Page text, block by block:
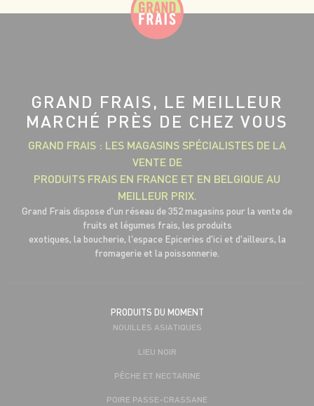
GRAND FRAIS, LE MEILLEUR
MARCHÉ PRÈS DE CHEZ VOUS
GRAND FRAIS : LES MAGASINS SPÉCIALISTES DE LA
VENTE DE
PRODUITS FRAIS EN FRANCE ET EN BELGIQUE AU
MEILLEUR PRIX.
Grand Frais dispose d'un réseau de 352 magasins pour la vente de
fruits et légumes frais, les produits
exotiques, la boucherie, l'espace Epiceries d'ici et d'ailleurs, la
fromagerie et la poissonnerie.
PRODUITS DU MOMENT
NOUILLES ASIATIQUES
LIEU NOIR
PÊCHE ET NECTARINE
POIRE PASSE-CRASSANE